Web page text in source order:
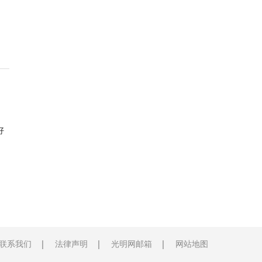
系我们 法律声明 光明网邮箱 网站地图